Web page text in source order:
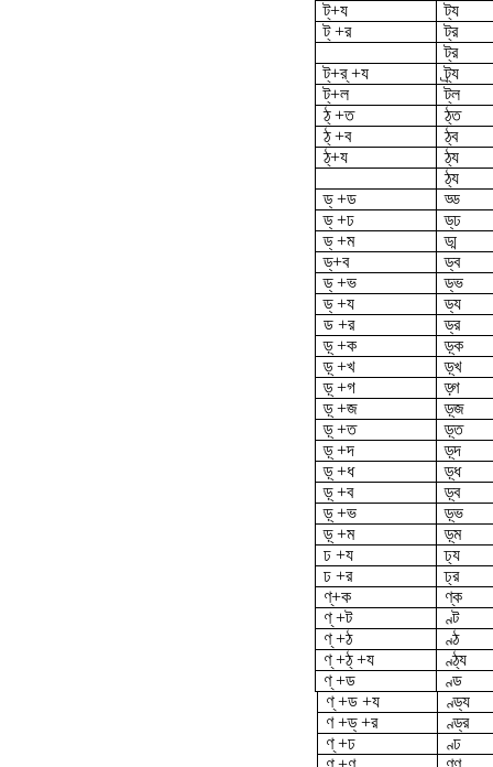
ট্‌+য
ট্য
ট্ +র
ট্র
ট্‌র
ট্‌+র্ +য
ট্র্য
ট্‌+ল
ট্‌ল
ঠ্ +ত
ঠ্‌ত
ঠ্ +ব
ঠ্‌ব
ঠ্‌+য
ঠ্য
ঠ্‌য
ড্ +ড
ড্ড
ড্ +ঢ
ড্‌ঢ
ড্ +ম
ড্ম
ড্‌+ব
ড্ব
ড্ +ভ
ড্‌ভ
ড্ +য
ড্য
ড +র
ড্র
ড়্ +ক
ড়্‌ক
ড়্ +খ
ড়্‌খ
ড়্ +গ
ড়্গ
ড়্ +জ
ড়্‌জ
ড়্ +ত
ড়্‌ত
ড়্ +দ
ড়্‌দ
ড়্ +ধ
ড়্ধ
ড়্ +ব
ড়্‌ব
ড়্ +ভ
ড়্‌ভ
ড়্ +ম
ড়্‌ম
ঢ +য
ঢ্য
ঢ +র
ঢ্র
ণ্‌+ক
ণ্‌ক
ণ্ +ট
ণ্ট
ণ্ +ঠ
ণ্ঠ
ণ্ +ঠ্ +য
ণ্ঠ্য
ণ্ +ড
ণ্ড
ণ্ +ড +য
ণ্ড্য
ণ +ড্ +র
ণ্ড্র
ণ্ +ঢ
ণ্ঢ